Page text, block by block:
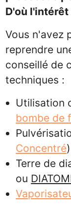
D'où
Vous n'avez
reprendre
conseillé de
techniques :
Utilisation
bombe de
Concentré)
Terre de
ou